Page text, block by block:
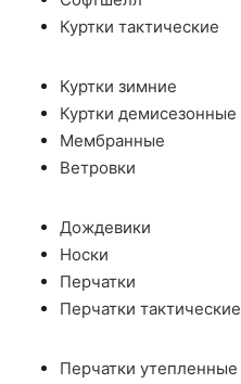
Куртки тактические
Куртки зимние
Куртки демисезонные
Мембранные
Ветровки
Дождевики
Носки
Перчатки
Перчатки тактические
Перчатки утепленные